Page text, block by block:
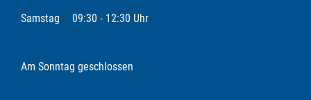
Samstag
09:30 - 12:30 Uhr
Am Sonntag geschlossen